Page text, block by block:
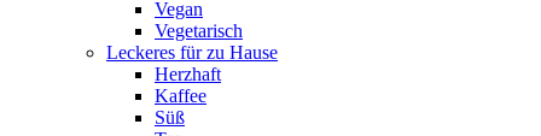
Vegan
Vegetarisch
Leckeres für zu Hause
Herzhaft
Kaffee
Süß